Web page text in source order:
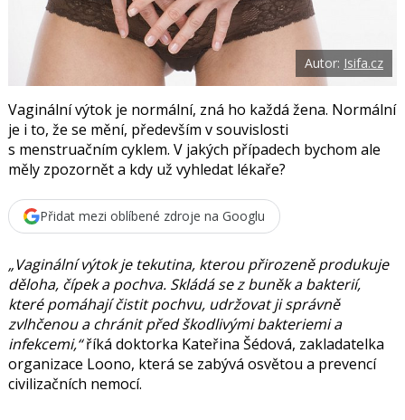
o
o
k
Autor: Isifa.cz
Vaginální výtok je normální, zná ho každá žena. Normální
je i to, že se mění, především v souvislosti
s menstruačním cyklem. V jakých případech bychom ale
měly zpozornět a kdy už vyhledat lékaře?
Přidat mezi oblíbené zdroje na Googlu
„Vaginální výtok je tekutina, kterou přirozeně produkuje
děloha, čípek a pochva. Skládá se z buněk a bakterií,
které pomáhají čistit pochvu, udržovat ji správně
zvlhčenou a chránit před škodlivými bakteriemi a
infekcemi,“říká doktorka Kateřina Šédová, zakladatelka
organizace Loono, která se zabývá osvětou a prevencí
civilizačních nemocí.